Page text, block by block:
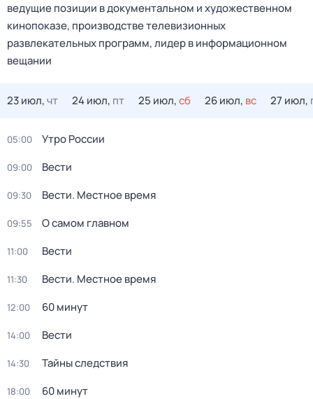
ведущие позиции в документальном и художественном
кинопоказе, производстве телевизионных
развлекательных программ, лидер в информационном
вещании
23 июл,чт 24 июл, пт 25 июл,сб 26 июл, вс 27 июл,
05:00 Утро России
09:00 Вести
09:30 Вести. Местное время
09:55 О самом главном
11:00 Вести
11:30 Вести. Местное время
12:00 60 минут
14:00 Вести
14:30 Тайны следствия
18:00 60 минут